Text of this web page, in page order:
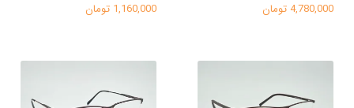
4,780,000 تومان 1,160,000 تومان